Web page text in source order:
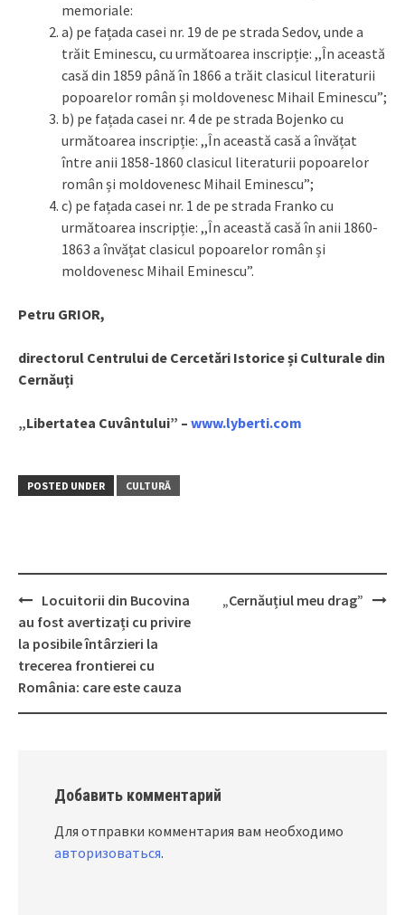
memoriale:
a) pe fațada casei nr. 19 de pe strada Sedov, unde a
trăit Eminescu, cu următoarea inscripție: ,,În această
casă din 1859 până în 1866 a trăit clasicul literaturii
popoarelor român și moldovenesc Mihail Eminescu”;
b) pe fațada casei nr. 4 de pe strada Bojenko cu
următoarea inscripție: ,,În această casă a învățat
între anii 1858-1860 clasicul literaturii popoarelor
român și moldovenesc Mihail Eminescu”;
c) pe fațada casei nr. 1 de pe strada Franko cu
următoarea inscripție: ,,În această casă în anii 1860-
1863 a învățat clasicul popoarelor român și
moldovenesc Mihail Eminescu”.
Petru GRIOR,
directorul Centrului de Cercetări Istorice și Culturale din
Cernăuți
„Libertatea Cuvântului” – www.lyberti.com
POSTED UNDER CULTURĂ
Post
navigation
Locuitorii din Bucovina
au fost avertizați cu privire
la posibile întârzieri la
trecerea frontierei cu
România: care este cauza
„Cernăuțiul meu drag”
Добавить комментарий
Для отправки комментария вам необходимо
авторизоваться.